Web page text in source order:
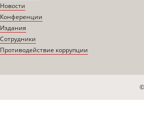
Новости
Конференции
Издания
Сотрудники
Противодействие коррупции